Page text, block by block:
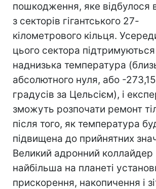
пошкодження, яке відбулося
з секторів гігантського 27-
кілометрового кільця.
цього сектора підтримуються
наднизька температура
абсолютного нуля, або -273,15
градусів за Цельсієм), і
зможуть розпочати ремонт
після того, як температура
підвищена до прийнятних
Великий адронний коллайдер
найбільша на планеті
прискорення, накопичення і